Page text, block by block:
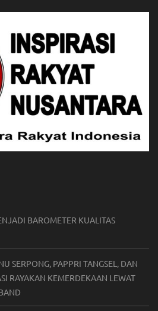
BAROMETER KUALITAS
SERPONG, PAPPRI TANGSEL, DAN
RAYAKAN KEMERDEKAAN LEWAT